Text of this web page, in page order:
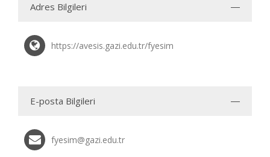
Adres Bilgileri
https://avesis.gazi.edu.tr/fyesim
E-posta Bilgileri
fyesim@gazi.edu.tr